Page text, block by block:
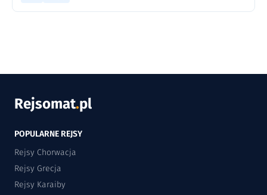
Rejsomat.pl
POPULARNE REJSY
Rejsy Chorwacja
Rejsy Grecja
Rejsy Karaiby